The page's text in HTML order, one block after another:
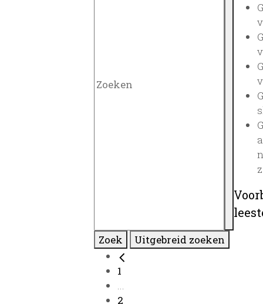
Zoek Uitgebreid zoeken
1
...
2